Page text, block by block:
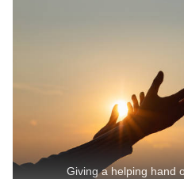
Giving a helping hand